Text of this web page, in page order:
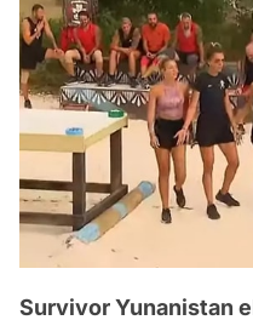
Survivor Yunanistan